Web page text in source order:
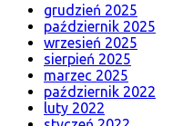
grudzień 2025
październik 2025
wrzesień 2025
sierpień 2025
marzec 2025
październik 2022
luty 2022